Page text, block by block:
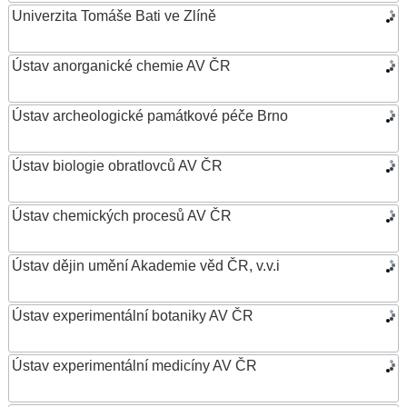
Univerzita Tomáše Bati ve Zlíně
Ústav anorganické chemie AV ČR
Ústav archeologické památkové péče Brno
Ústav biologie obratlovců AV ČR
Ústav chemických procesů AV ČR
Ústav dějin umění Akademie věd ČR, v.v.i
Ústav experimentální botaniky AV ČR
Ústav experimentální medicíny AV ČR